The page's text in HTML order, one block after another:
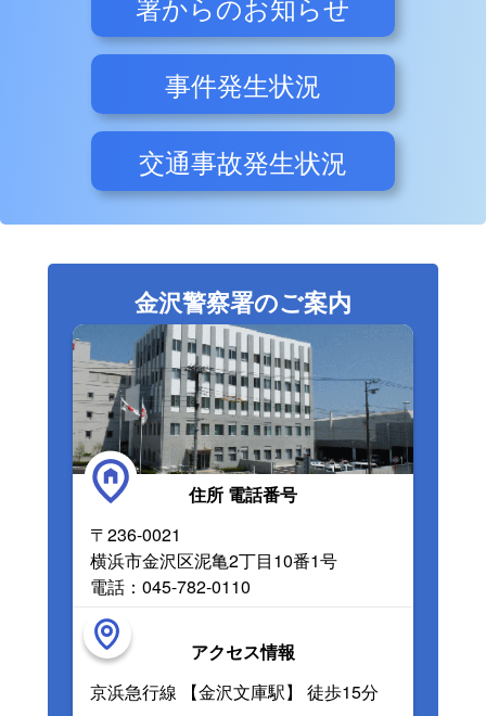
事件発生状況
交通事故発生状況
金沢警察署のご案内
住所 電話番号
〒236-0021
横浜市金沢区泥亀2丁目10番1号
電話：045-782-0110
アクセス情報
京浜急行線 【金沢文庫駅】 徒歩15分